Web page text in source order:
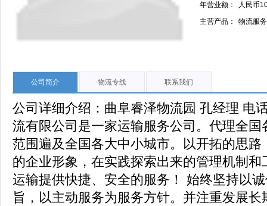
年营业额：
人民币
主营产品：
物流服务
公司简介 物流专线 联系我们
公司详细介绍：曲阜睿泽物流园 孔经理 电
流有限公司是一家运输服务公司。代理全
范围遍及全国各大中小城市。以开拓的思
的企业形象，在实践探索出来的管理机制
运输提供快捷、安全的服务！ 始终坚持以
旨，以主动服务为服务方针。并注重发展